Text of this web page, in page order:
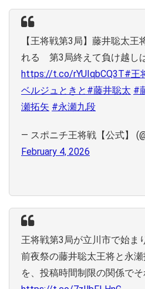
【王将戦第3局】藤井聡太
れる 第3局終えて負け越し
https://t.co/rYUIqbCQ3T#王
ベルジュときと #藤井聡太 #
瀬拓矢 #永瀬九段
— スポニチ王将戦【公式】
February 4, 2026
王将戦第3局が立川市で始ま
前夜祭の藤井聡太王将と永
を、投稿時間制限の関係でそ